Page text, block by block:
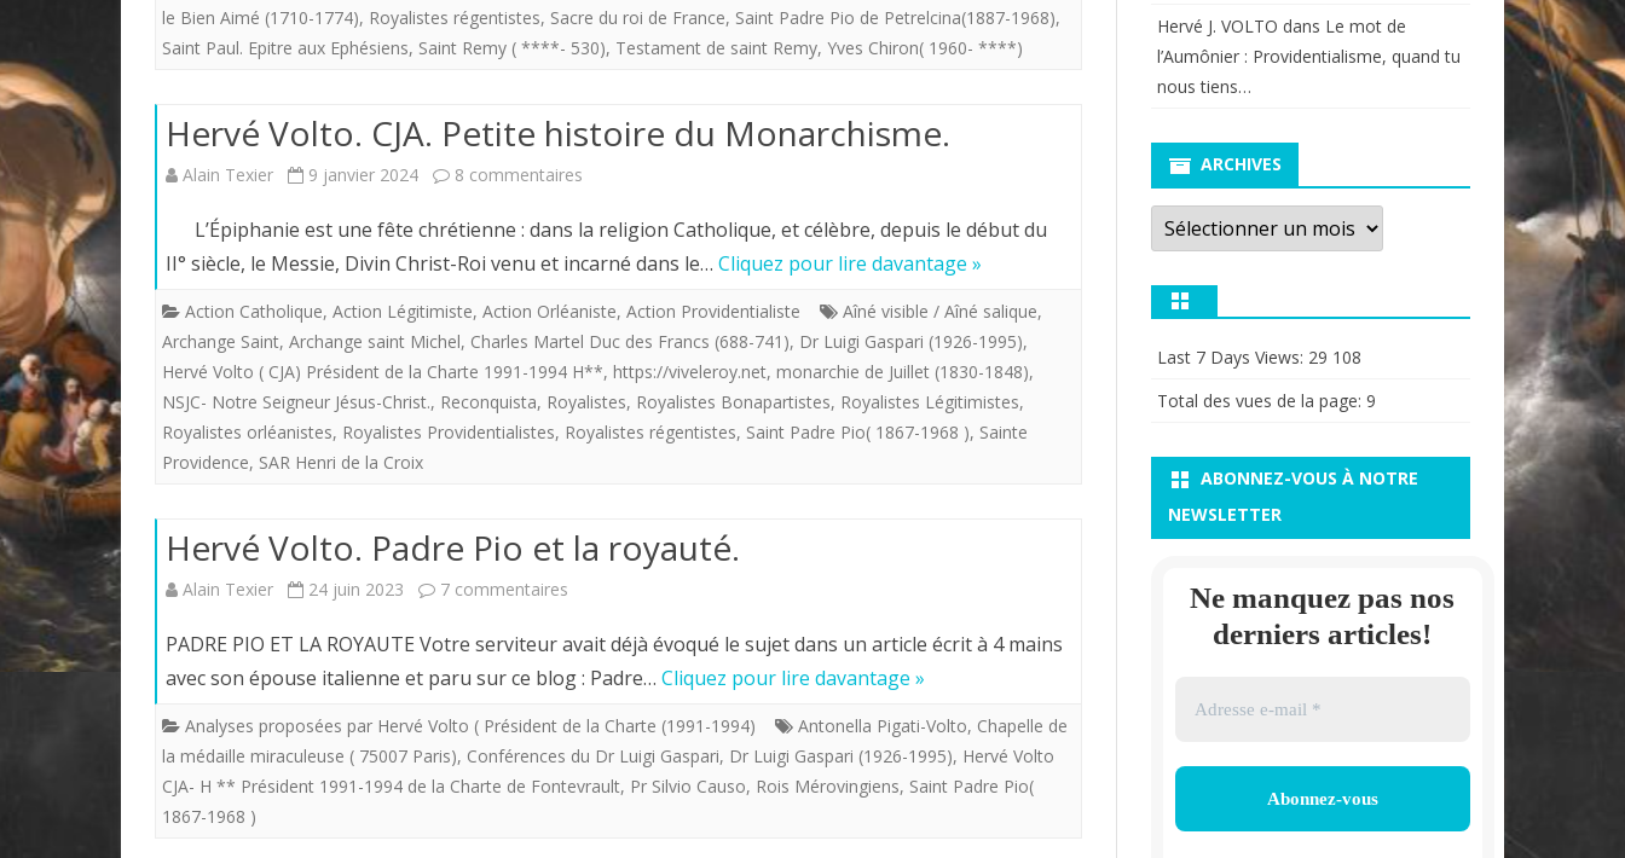
le Bien Aimé (1710-1774), Royalistes régentistes, Sacre du roi de France, Saint Padre Pio de Petrelcina(1887-1968),
Saint Paul. Epitre aux Ephésiens, Saint Remy ( ****- 530), Testament de saint Remy, Yves Chiron( 1960- ****)
Hervé Volto. CJA. Petite histoire du Monarchisme.
Alain Texier 9 janvier 2024 8 commentaires
Volto.
Petite
histoire
du
L’Épiphanie est une fête chrétienne : dans la religion Catholique, et célèbre, depuis le début du
II° siècle, le Messie, Divin Christ-Roi venu et incarné dans le… Cliquez pour lire davantage »
Action Catholique, Action Légitimiste, Action Orléaniste, Action Providentialiste Aîné visible / Aîné salique,
Archange Saint, Archange saint Michel, Charles Martel Duc des Francs (688-741), Dr Luigi Gaspari (1926-1995),
Hervé Volto ( CJA) Président de la Charte 1991-1994 H**, https://viveleroy.net, monarchie de Juillet (1830-1848),
NSJC- Notre Seigneur Jésus-Christ., Reconquista, Royalistes, Royalistes Bonapartistes, Royalistes Légitimistes,
Royalistes orléanistes, Royalistes Providentialistes, Royalistes régentistes, Saint Padre Pio( 1867-1968 ), Sainte
Providence, SAR Henri de la Croix
Hervé Volto. Padre Pio et la royauté.
Alain Texier 24 juin 2023 7 commentaires
Volto.
Padre
Pio
et
PADRE PIO ET LA ROYAUTE Votre serviteur avait déjà évoqué le sujet dans un article écrit à 4 mains
avec son épouse italienne et paru sur ce blog : Padre… Cliquez pour lire davantage »
Analyses proposées par Hervé Volto ( Président de la Charte (1991-1994) Antonella Pigati-Volto, Chapelle de
la médaille miraculeuse ( 75007 Paris), Conférences du Dr Luigi Gaspari, Dr Luigi Gaspari (1926-1995), Hervé Volto
CJA- H ** Président 1991-1994 de la Charte de Fontevrault, Pr Silvio Causo, Rois Mérovingiens, Saint Padre Pio(
1867-1968 )
Hervé J. VOLTO dans Le mot de
l’Aumônier : Providentialisme, quand tu
nous tiens…
ARCHIVES
Archives
Last 7 Days Views: 29 108
Total des vues de la page: 9
ABONNEZ-VOUS À NOTRE
NEWSLETTER
Ne manquez pas nos
derniers articles!